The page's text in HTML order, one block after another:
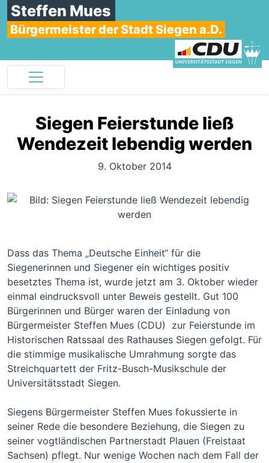
Steffen Mues
Bürgermeister der Stadt Siegen a.D.
Siegen Feierstunde ließ
Wendezeit lebendig werden
9. Oktober 2014
Dass das Thema „Deutsche Einheit“ für die
Siegenerinnen und Siegener ein wichtiges positiv
besetztes Thema ist, wurde jetzt am 3. Oktober wieder
einmal eindrucksvoll unter Beweis gestellt. Gut 100
Bürgerinnen und Bürger waren der Einladung von
Bürgermeister Steffen Mues (CDU) zur Feierstunde im
Historischen Ratssaal des Rathauses Siegen gefolgt. Für
die stimmige musikalische Umrahmung sorgte das
Streichquartett der Fritz-Busch-Musikschule der
Universitätsstadt Siegen.
Siegens Bürgermeister Steffen Mues fokussierte in
seiner Rede die besondere Beziehung, die Siegen zu
seiner vogtländischen Partnerstadt Plauen (Freistaat
Sachsen) pflegt. Nur wenige Wochen nach dem Fall der